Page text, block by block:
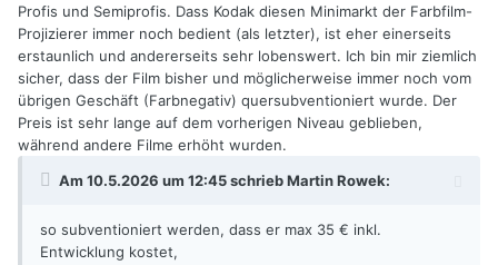
Profis und Semiprofis. Dass Kodak diesen Minimarkt der Farbfilm-
Projizierer immer noch bedient (als letzter), ist eher einerseits
erstaunlich und andererseits sehr lobenswert. Ich bin mir ziemlich
sicher, dass der Film bisher und möglicherweise immer noch vom
übrigen Geschäft (Farbnegativ) quersubventioniert wurde. Der
Preis ist sehr lange auf dem vorherigen Niveau geblieben,
während andere Filme erhöht wurden.
Am 10.5.2026 um 12:45 schriebMartin Rowek:
so subventioniert werden, dass er max 35 € inkl.
Entwicklung kostet,